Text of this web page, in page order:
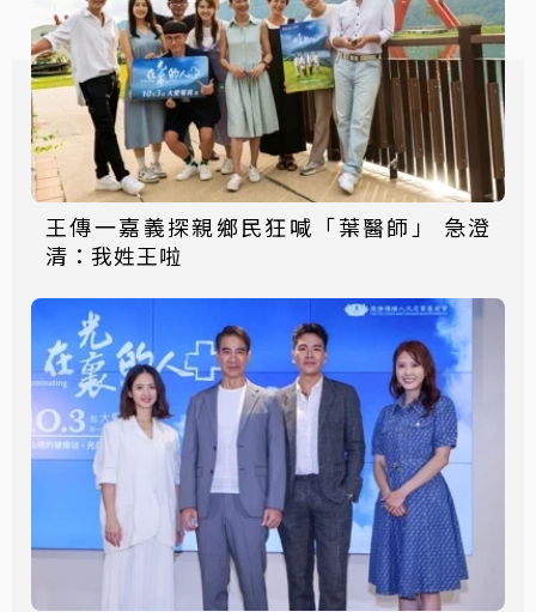
王傳一嘉義探親鄉民狂喊「葉醫師」 急澄
清：我姓王啦